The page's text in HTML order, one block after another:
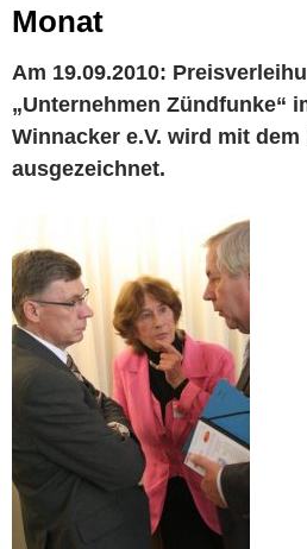
Monat
Am 19.09.2010:
„Unternehmen Zündfunke“
Winnacker e.V. wird mit dem
ausgezeichnet.